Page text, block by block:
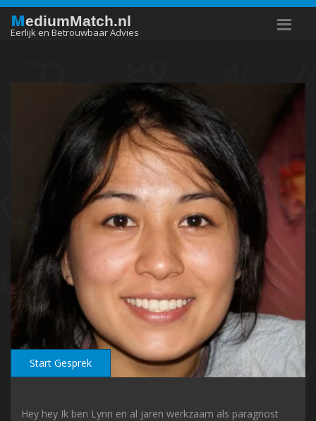
MediumMatch.nl
Eerlijk en Betrouwbaar Advies
Start Gesprek
Hey hey Ik ben Lynn en al jaren werkzaam als paragnost